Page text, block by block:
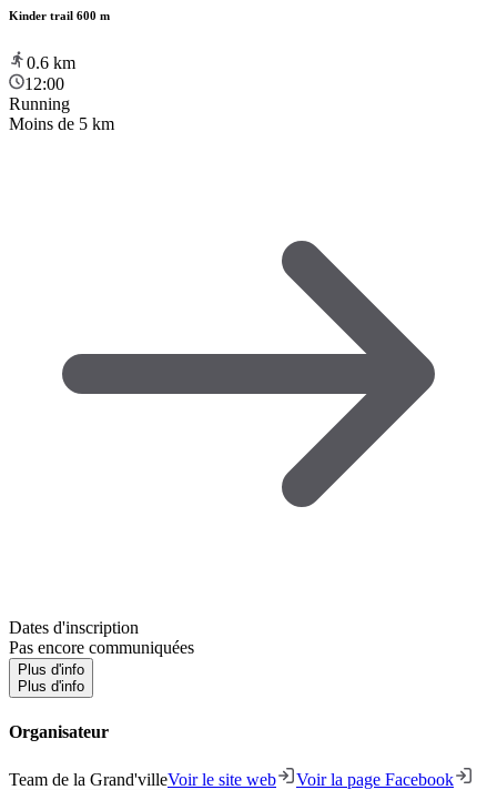
Kinder trail 600 m
0.6 km
12:00
Running
Moins de 5 km
Dates d'inscription
Pas encore communiquées
Plus d'info
Plus d'info
Organisateur
Team de la Grand'villeVoir le site web Voir la page Facebook